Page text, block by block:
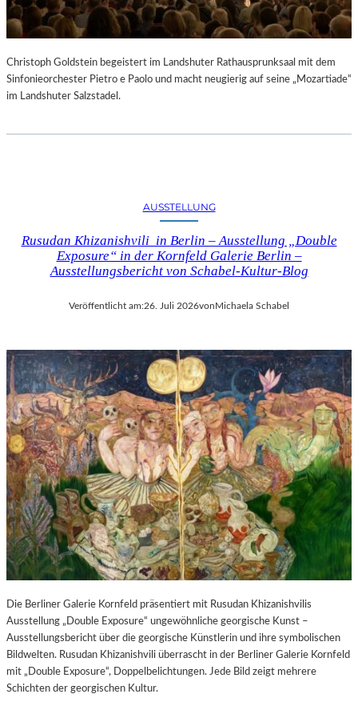
Christoph Goldstein begeistert im Landshuter Rathausprunksaal mit dem
Sinfonieorchester Pietro e Paolo und macht neugierig auf seine „Mozartiade“
im Landshuter Salzstadel.
AUSSTELLUNG
Rusudan Khizanishvili in Berlin – Ausstellung „Double
Exposure“ in der Kornfeld Galerie Berlin –
Ausstellungsbericht von Schabel-Kultur-Blog
Veröffentlicht am:26. Juli 2026von Michaela Schabel
Die Berliner Galerie Kornfeld präsentiert mit Rusudan Khizanishvilis
Ausstellung „Double Exposure“ ungewöhnliche georgische Kunst –
Ausstellungsbericht über die georgische Künstlerin und ihre symbolischen
Bildwelten. Rusudan Khizanishvili überrascht in der Berliner Galerie Kornfeld
mit „Double Exposure“, Doppelbelichtungen. Jede Bild zeigt mehrere
Schichten der georgischen Kultur.